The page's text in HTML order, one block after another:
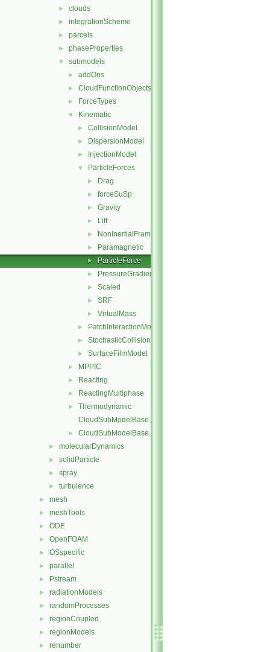
► clouds
► integrationScheme
► parcels
► phaseProperties
▼ submodels
► addOns
► CloudFunctionObjects
► ForceTypes
▼ Kinematic
► CollisionModel
► DispersionModel
► InjectionModel
▼ ParticleForces
► Drag
► forceSuSp
► Gravity
► Lift
► NonInertialFrame
► Paramagnetic
► ParticleForce
► PressureGradient
► Scaled
► SRF
► VirtualMass
► PatchInteractionModel
► StochasticCollision
► SurfaceFilmModel
► MPPIC
► Reacting
► ReactingMultiphase
►
Thermodynamic
CloudSubModelBase.C
► CloudSubModelBase.H
► molecularDynamics
► solidParticle
► spray
► turbulence
► mesh
► meshTools
► ODE
► OpenFOAM
► OSspecific
► parallel
► Pstream
► radiationModels
► randomProcesses
► regionCoupled
► regionModels
► renumber